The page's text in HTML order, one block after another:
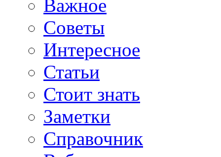
Важное
Советы
Интересное
Статьи
Стоит знать
Заметки
Справочник